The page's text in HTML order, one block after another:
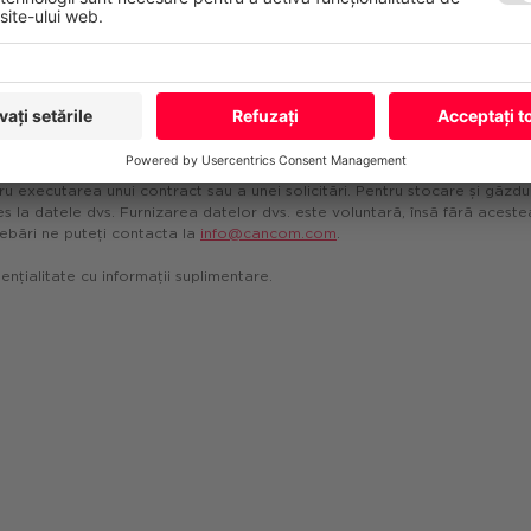
Companie
personal exclusiv în cadrul solicitării dvs. Prelucrarea se
executarea unui contract sau a unei solicitări. Pentru stocare și
la datele dvs. Furnizarea datelor dvs. este voluntară, însă fără
ne puteți contacta la info@cancom.com.
cu informații suplimentare.